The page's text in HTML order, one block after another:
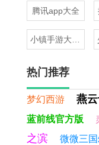
腾讯app大全
热门推荐
梦幻西游 燕
蓝前线官方版
之滨
微微三